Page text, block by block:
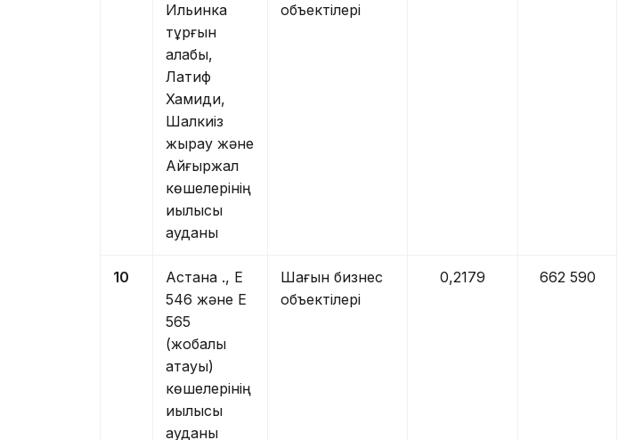
Ильинка
тұрғын
алабы,
Латиф
Хамиди,
Шалкиіз
жырау және
Айғыржал
көшелерінің
қиылысы
ауданы
объектілері
10
Астана қ., Е
546 және Е
565
(жобалық
атауы)
көшелерінің
қиылысы
ауданы
Шағын бизнес
объектілері
0,2179 662 590